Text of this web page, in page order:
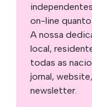
on-line
A nossa
local,
todas as
jornal,
newsletter.